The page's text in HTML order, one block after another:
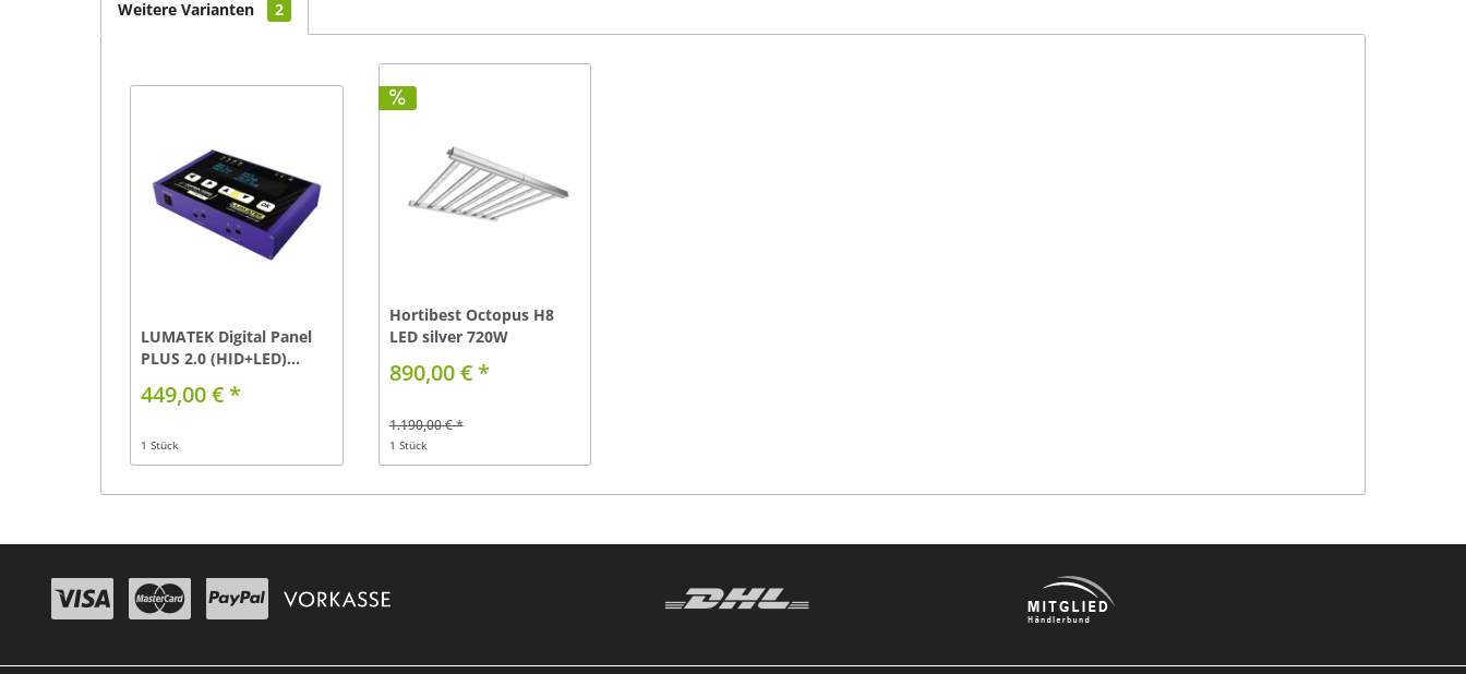
Weitere Varianten 2
LUMATEK Digital Panel
PLUS 2.0 (HID+LED)...
449,00 € *
1 Stück
Hortibest Octopus H8
LED silver 720W
890,00 € *
1.190,00 € *
1 Stück